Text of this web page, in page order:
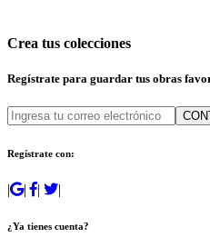
Crea tus colecciones
Regístrate para guardar tus obras
Regístrate con:
| | | |
¿Ya tienes cuenta?